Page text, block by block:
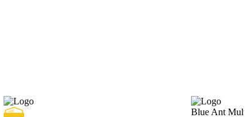
Blue Ant